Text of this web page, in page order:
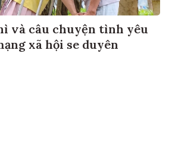
và câu chuyện tình yêu
xã hội se duyên